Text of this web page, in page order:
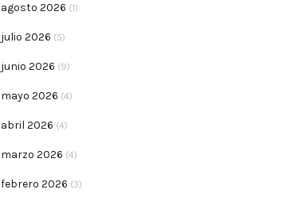
agosto 2026 (1)
julio 2026 (5)
junio 2026 (9)
mayo 2026 (4)
abril 2026 (4)
marzo 2026 (4)
febrero 2026 (3)